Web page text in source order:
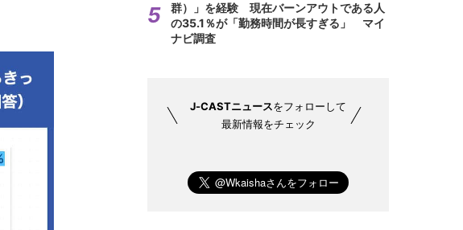
群）」を経験 現在バーンアウトである人
の35.1％が「勤務時間が長すぎる」 マイ
ナビ調査
J-CASTニュースをフォローして
最新情報をチェック